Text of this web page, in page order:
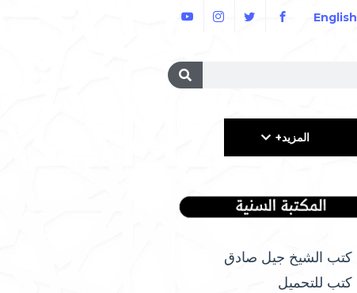
English
المزيد+
كتب الشيخ جيل صادق
كتب للتحميل